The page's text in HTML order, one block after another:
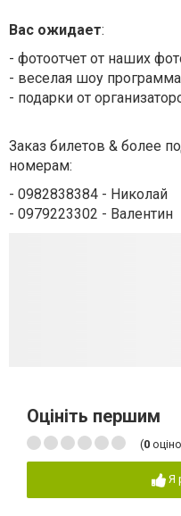
Вас ожидает:
- фотоотчет от наших
- веселая шоу программа
- подарки от
Заказ билетов & более
номерам:
- 0982838384 - Николай
- 0979223302 - Валентин
Оцініть першим
(0
Я